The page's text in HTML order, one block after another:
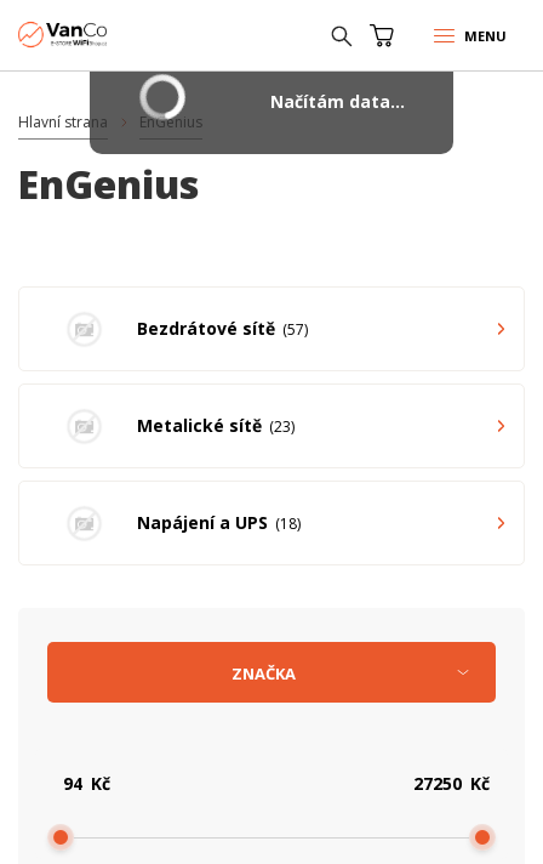
MENU
Hlavní strana EnGenius
EnGenius
Bezdrátové sítě 57
Metalické sítě 23
Napájení a UPS 18
Kč Kč
ZNAČKA
Načítám data...